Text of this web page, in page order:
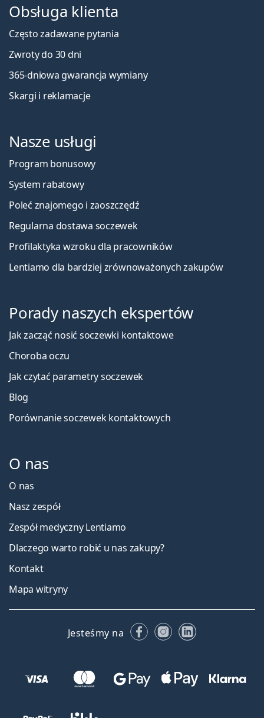
Obsługa klienta
Często zadawane pytania
Zwroty do 30 dni
365-dniowa gwarancja wymiany
Skargi i reklamacje
Nasze usługi
Program bonusowy
System rabatowy
Poleć znajomego i zaoszczędź
Regularna dostawa soczewek
Profilaktyka wzroku dla pracowników
Lentiamo dla bardziej zrównoważonych zakupów
Porady naszych ekspertów
Jak zacząć nosić soczewki kontaktowe
Choroba oczu
Jak czytać parametry soczewek
Blog
Porównanie soczewek kontaktowych
O nas
O nas
Nasz zespół
Zespół medyczny Lentiamo
Dlaczego warto robić u nas zakupy?
Kontakt
Mapa witryny
Jesteśmy na FacebookuInstagramie
LinkedIn